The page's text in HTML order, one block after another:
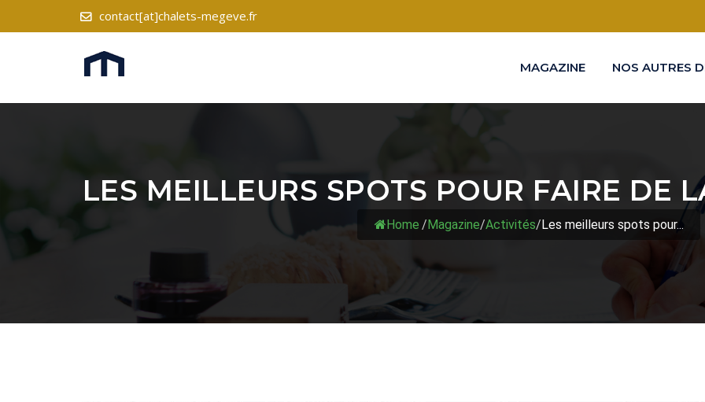
contact[at]chalets-megeve.fr
MAGAZINE NOS AUTRES
LES MEILLEURS SPOTS POUR FAIRE DE
Home /Magazine/Activités/Les meilleurs spots pour...